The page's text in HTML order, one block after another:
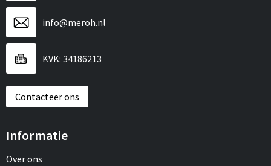
info@meroh.nl
KVK: 34186213
Contacteer ons
Informatie
Over ons